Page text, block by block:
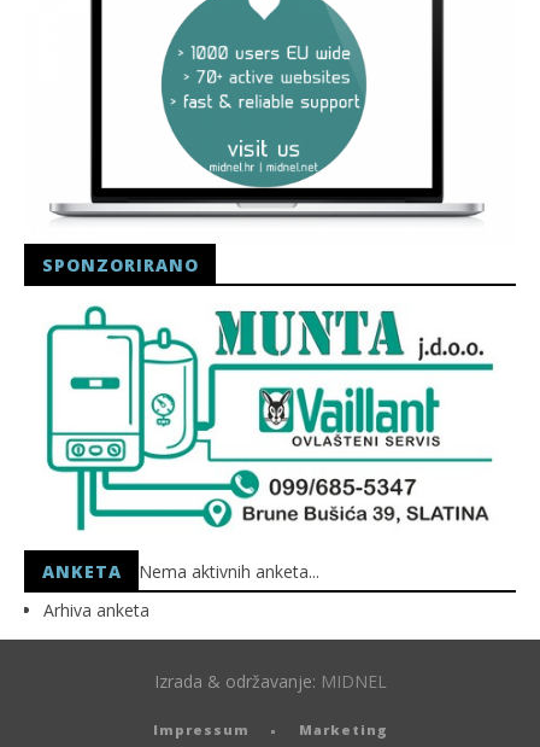
SPONZORIRANO
ANKETA
Nema aktivnih anketa...
Arhiva anketa
Izrada & održavanje: MIDNEL
Impressum Marketing